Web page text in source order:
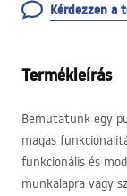
Kérdezzen a
Termékleírás
Bemutatunk egy
magas
funkcionális és
munkalapra vagy